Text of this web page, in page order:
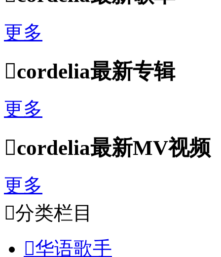
更多
cordelia最新专辑
更多
cordelia最新MV视频
更多
分类栏目
华语歌手